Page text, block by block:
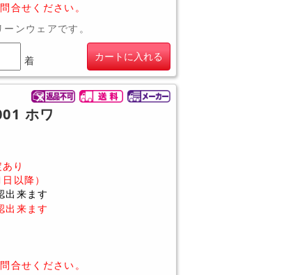
合せください。
ンウェアです。
着 カートに入れる
ホワ
り
以降）
出来ます
出来ます
合せください。